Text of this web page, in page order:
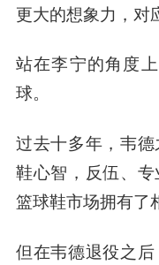
更大的想象力， 对
站在李宁的角度
球。
过去十多年，韦
鞋心智，反伍、
篮球鞋市场拥有了
但在韦德退役之